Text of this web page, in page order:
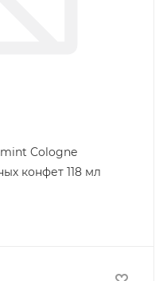
Cologne
конфет 118 мл